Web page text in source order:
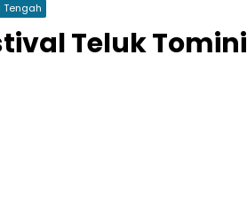
Tengah
Teluk Tomini